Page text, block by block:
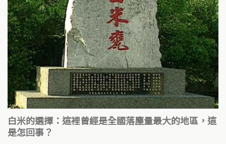
白米的選擇：這裡曾經是全國落塵量最大的地區，這
是怎回事？